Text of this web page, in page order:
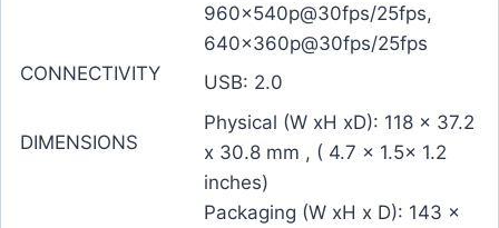
960x540p@30fps/25fps,
640x360p@30fps/25fps
CONNECTIVITY
USB: 2.0
DIMENSIONS
Physical (W xH xD): 118 x 37.2
x 30.8 mm , ( 4.7 x 1.5x 1.2
inches)
Packaging (W xH x D): 143 x